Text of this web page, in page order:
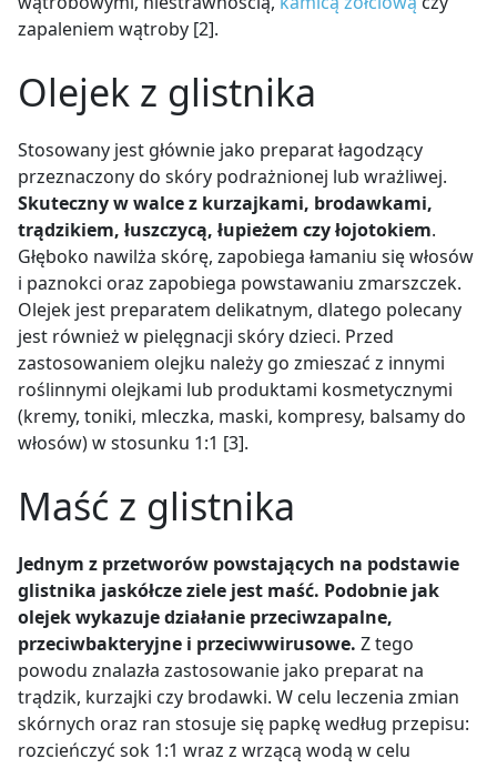
zapaleniem wątroby [2].
Olejek z glistnika
Stosowany jest głównie jako preparat łagodzący
przeznaczony do skóry podrażnionej lub wrażliwej.
Skuteczny w walce z kurzajkami, brodawkami,
trądzikiem, łuszczycą, łupieżem czy łojotokiem.
Głęboko nawilża skórę, zapobiega łamaniu się włosów
i paznokci oraz zapobiega powstawaniu zmarszczek.
Olejek jest preparatem delikatnym, dlatego polecany
jest również w pielęgnacji skóry dzieci. Przed
zastosowaniem olejku należy go zmieszać z innymi
roślinnymi olejkami lub produktami kosmetycznymi
(kremy, toniki, mleczka, maski, kompresy, balsamy do
włosów) w stosunku 1:1 [3].
Maść z glistnika
Jednym z przetworów powstających na podstawie
glistnika jaskółcze ziele jest maść. Podobnie jak
olejek wykazuje działanie przeciwzapalne,
przeciwbakteryjne i przeciwwirusowe. Z tego
powodu znalazła zastosowanie jako preparat na
trądzik, kurzajki czy brodawki. W celu leczenia zmian
skórnych oraz ran stosuje się papkę według przepisu:
rozcieńczyć sok 1:1 wraz z wrzącą wodą w celu